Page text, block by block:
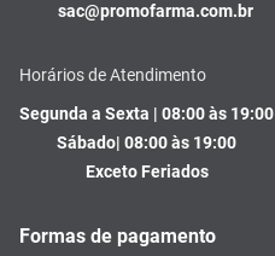
sac@promofarma.com.br
Horários de Atendimento
Segunda a Sexta | 08:00 às 19:00
Sábado| 08:00 às 19:00
Exceto Feriados
Formas de pagamento